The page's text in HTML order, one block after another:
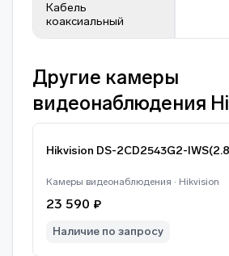
Кабель
коаксиальный
Другие камеры
видеонаблюдения
Hikvision DS-2CD2543G2-
Камеры видеонаблюдения · Hikvision
23 590 ₽
Наличие по запросу